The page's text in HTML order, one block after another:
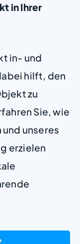
in Ihrer
in- und
hilft, den
zu
Sie, wie
unseres
erzielen